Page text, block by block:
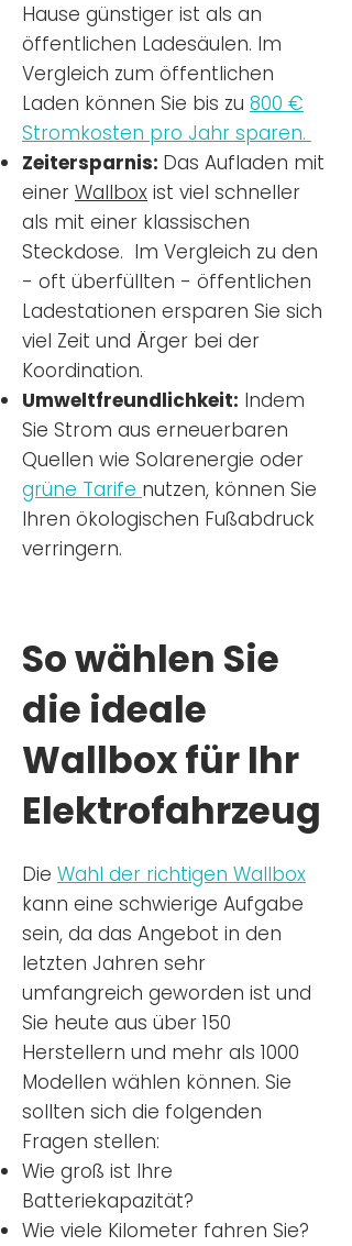
Hause günstiger ist als an
öffentlichen Ladesäulen. Im
Vergleich zum öffentlichen
Laden können Sie bis zu 800 €
Stromkosten pro Jahr sparen.
Zeitersparnis: Das Aufladen mit
einer Wallbox ist viel schneller
als mit einer klassischen
Steckdose. Im Vergleich zu den
- oft überfüllten - öffentlichen
Ladestationen ersparen Sie sich
viel Zeit und Ärger bei der
Koordination.
Umweltfreundlichkeit: Indem
Sie Strom aus erneuerbaren
Quellen wie Solarenergie oder
grüne Tarife nutzen, können Sie
Ihren ökologischen Fußabdruck
verringern.
So wählen Sie
die ideale
Wallbox für Ihr
Elektrofahrzeug
Die Wahl der richtigen Wallbox
kann eine schwierige Aufgabe
sein, da das Angebot in den
letzten Jahren sehr
umfangreich geworden ist und
Sie heute aus über 150
Herstellern und mehr als 1000
Modellen wählen können. Sie
sollten sich die folgenden
Fragen stellen:
Wie groß ist Ihre
Batteriekapazität?
Wie viele Kilometer fahren Sie?